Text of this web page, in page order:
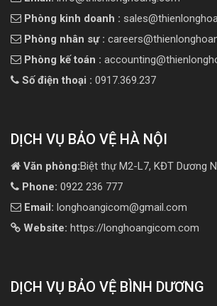
Phòng kinh doanh :
Phòng nhân sự :
Phòng kế toán :
Số điện thoại : 0917.369.237
DỊCH VỤ BẢO VỆ HÀ NỘI
Văn phòng:Biệt thự M2-L7, KĐT Dương
Phone: 0922 236 777
Email: longhoangicom@gmail.com
Website: https://longhoangicom.com
DỊCH VỤ BẢO VỆ BÌNH DƯƠNG